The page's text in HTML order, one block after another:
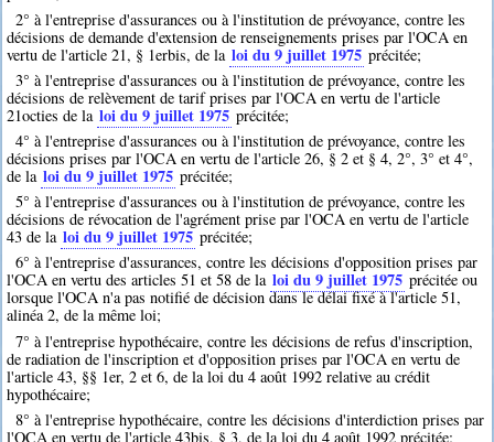
2° à l'entreprise d'assurances ou à l'institution de prévoyance, contre les
décisions de demande d'extension de renseignements prises par l'OCA en
vertu de l'article 21, § 1erbis, de la loi du 9 juillet 1975 précitée;
3° à l'entreprise d'assurances ou à l'institution de prévoyance, contre les
décisions de relèvement de tarif prises par l'OCA en vertu de l'article
21octies de la loi du 9 juillet 1975 précitée;
4° à l'entreprise d'assurances ou à l'institution de prévoyance, contre les
décisions prises par l'OCA en vertu de l'article 26, § 2 et § 4, 2°, 3° et 4°,
de la loi du 9 juillet 1975 précitée;
5° à l'entreprise d'assurances ou à l'institution de prévoyance, contre les
décisions de révocation de l'agrément prise par l'OCA en vertu de l'article
43 de la loi du 9 juillet 1975 précitée;
6° à l'entreprise d'assurances, contre les décisions d'opposition prises par
l'OCA en vertu des articles 51 et 58 de la loi du 9 juillet 1975 précitée ou
lorsque l'OCA n'a pas notifié de décision dans le délai fixé à l'article 51,
alinéa 2, de la même loi;
7° à l'entreprise hypothécaire, contre les décisions de refus d'inscription,
de radiation de l'inscription et d'opposition prises par l'OCA en vertu de
l'article 43, §§ 1er, 2 et 6, de la loi du 4 août 1992 relative au crédit
hypothécaire;
8° à l'entreprise hypothécaire, contre les décisions d'interdiction prises par
l'OCA en vertu de l'article 43bis, § 3, de la loi du 4 août 1992 précitée;